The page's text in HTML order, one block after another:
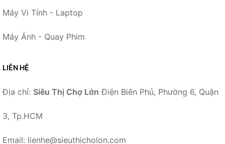
Máy Vi Tính - Laptop
Máy Ảnh - Quay Phim
LIÊN HỆ
Địa chỉ: Siêu Thị Chợ Lớn Điện Biên Phủ, Phường 6, Quận
3, Tp.HCM
Email: lienhe@sieuthicholon.com